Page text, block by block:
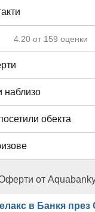
4.20 от 159 оценки
наблизо
обекта
от
в Банкя